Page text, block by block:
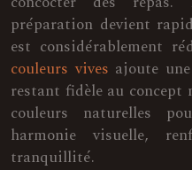
préparation devient
est considérablement
couleurs vives ajoute
restant fidèle au
couleurs naturelles
harmonie visuelle,
tranquillité.